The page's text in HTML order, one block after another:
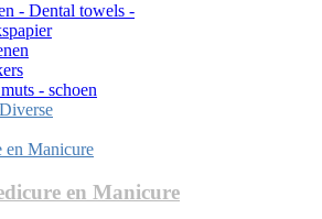
- Dental towels -
- schoen
en Manicure
en Manicure